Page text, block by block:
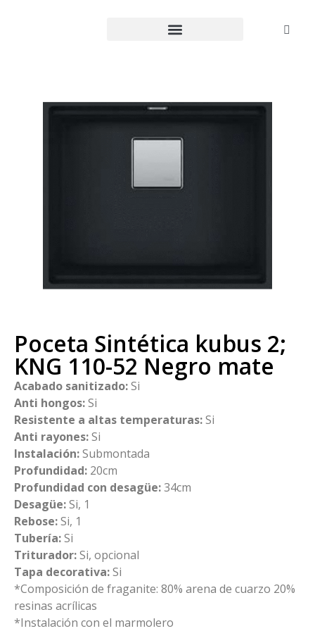
Poceta Sintética kubus 2;
KNG 110-52 Negro mate
Acabado sanitizado:Si
Anti hongos:Si
Resistente a altas temperaturas:Si
Anti rayones:Si
Instalación:Submontada
Profundidad: 20cm
Profundidad con desagüe:34cm
Desagüe:Si, 1
Rebose:Si, 1
Tubería:Si
Triturador:Si, opcional
Tapa decorativa:Si
*Composición de fraganite: 80% arena de cuarzo 20%
resinas acrílicas
*Instalación con el marmolero